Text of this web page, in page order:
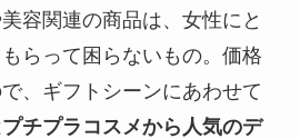
容関連の商品は、女性にと
らって困らないもの。価格
、ギフトシーンにあわせて
プチプラコスメから人気のデ